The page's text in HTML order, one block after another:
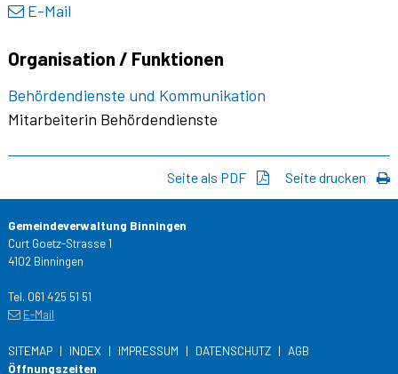
E-Mail
Organisation / Funktionen
Behördendienste und Kommunikation
Mitarbeiterin Behördendienste
Seite drucken
Seite als PDF
Gemeindeverwaltung Binningen
Curt Goetz-Strasse 1
4102 Binningen
Tel. 061 425 51 51
E-Mail
SITEMAP INDEX IMPRESSUM DATENSCHUTZ
AGB
Öffnungszeiten